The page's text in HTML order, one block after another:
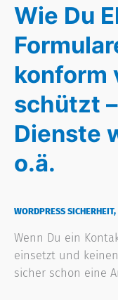
Wie Du
konform
schützt
Dienste
o.ä.
WORDPRESS SICHERHEIT,
Wenn Du ein
einsetzt und
sicher schon eine
schützt
ohne
Dienste
wie
ReCaptcha
o.ä.